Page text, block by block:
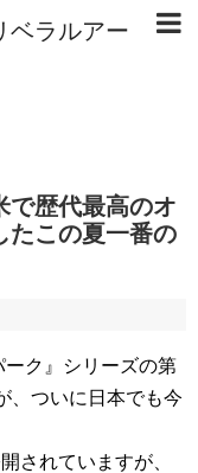
ラルアー
で歴代最高のオ
たこの夏一番の
ク』シリーズの第
、ついに日本でも今
されていますが、